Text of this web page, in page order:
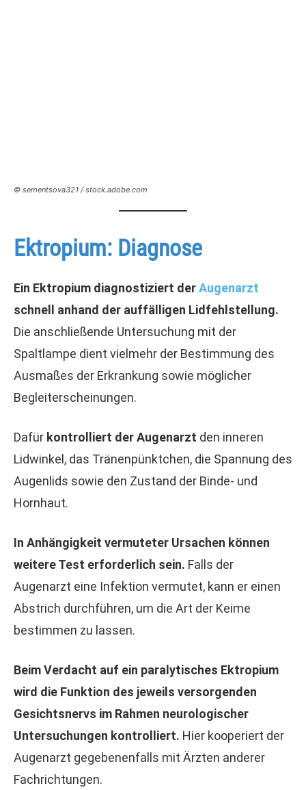
© sementsova321 / stock.adobe.com
Ektropium: Diagnose
Ein Ektropium diagnostiziert derAugenarzt
schnell anhand der auffälligen Lidfehlstellung.
Die anschließende Untersuchung mit der
Spaltlampe dient vielmehr der Bestimmung des
Ausmaßes der Erkrankung sowie möglicher
Begleiterscheinungen.
Dafür kontrolliert der Augenarzt den inneren
Lidwinkel, das Tränenpünktchen, die Spannung des
Augenlids sowie den Zustand der Binde- und
Hornhaut.
In Anhängigkeit vermuteter Ursachen können
weitere Test erforderlich sein. Falls der
Augenarzt eine Infektion vermutet, kann er einen
Abstrich durchführen, um die Art der Keime
bestimmen zu lassen.
Beim Verdacht auf ein paralytisches Ektropium
wird die Funktion des jeweils versorgenden
Gesichtsnervs im Rahmen neurologischer
Untersuchungen kontrolliert. Hier kooperiert der
Augenarzt gegebenenfalls mit Ärzten anderer
Fachrichtungen.